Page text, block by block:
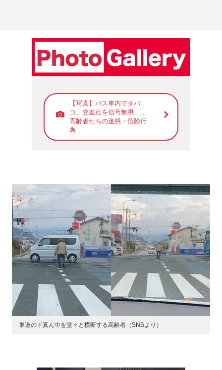
【写真】バス車内でタバ
コ、交差点を信号無視……
高齢者たちの迷惑・危険行
為
車道のド真ん中を堂々と横断する高齢者（SNSより）